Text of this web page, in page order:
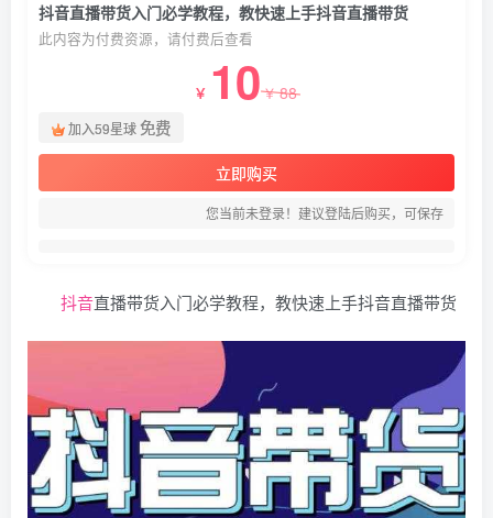
抖音直播带货入门必学教程，教快速上手抖音直播带货
此内容为付费资源，请付费后查看
￥ 10￥88
加入59星球免费
立即购买
您当前未登录！建议登陆后购买，可保存
抖音直播带货入门必学教程，教快速上手抖音直播带货